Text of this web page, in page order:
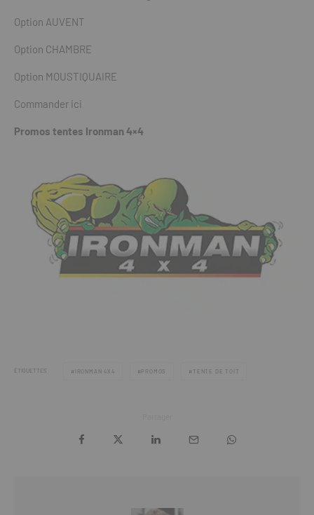
Option AUVENT
Option CHAMBRE
Option MOUSTIQUAIRE
Commander ici
Promos tentes Ironman 4×4
ÉTIQUETTES IRONMAN 4X4 PROMOS TENTE DE TOIT